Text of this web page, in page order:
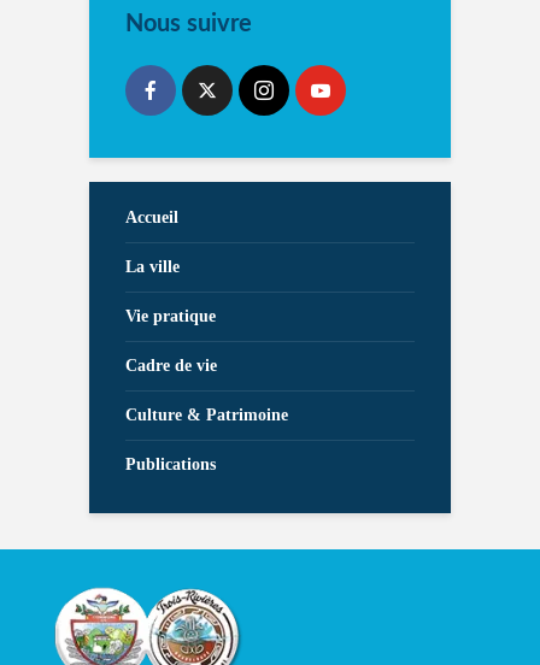
Nous suivre
Accueil
La ville
Vie pratique
Cadre de vie
Culture & Patrimoine
Publications